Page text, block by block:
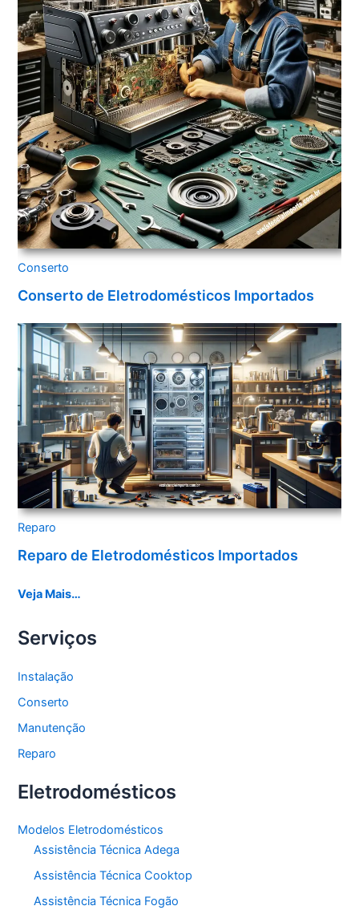
Conserto
Conserto de Eletrodomésticos Importados
Reparo
Reparo de Eletrodomésticos Importados
Veja Mais…
Serviços
Instalação
Conserto
Manutenção
Reparo
Eletrodomésticos
Modelos Eletrodomésticos
Assistência Técnica Adega
Assistência Técnica Cooktop
Assistência Técnica Fogão